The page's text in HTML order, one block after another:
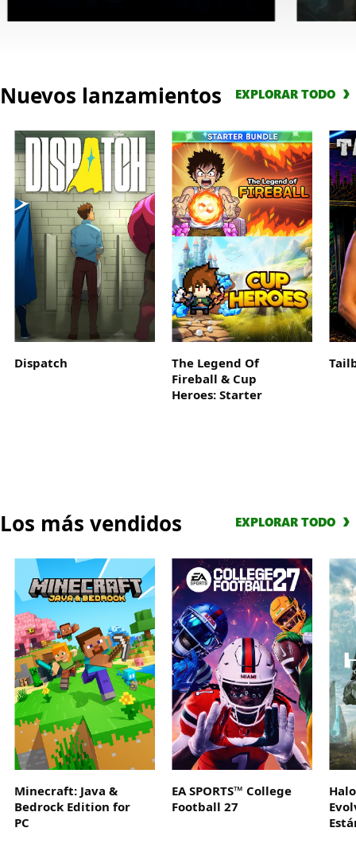
of
PRUEBA
ANTICIPADA
SPORTS™
Madden
NFL
horas
Ultimate
Nuevos lanzamientos EXPLORAR TODO
Dispatch
The Legend Of
Fireball & Cup
Heroes: Starter
Los más vendidos EXPLORAR TODO
Minecraft: Java &
Bedrock Edition for
PC
EA SPORTS™ College
Football 27